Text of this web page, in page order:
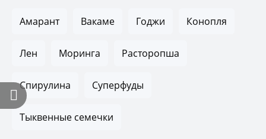
Амарант Вакаме Годжи Конопля
Лен Моринга Расторопша
Спирулина Суперфуды
Тыквенные семечки